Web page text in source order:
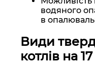
водяного
в
Види
котлів на